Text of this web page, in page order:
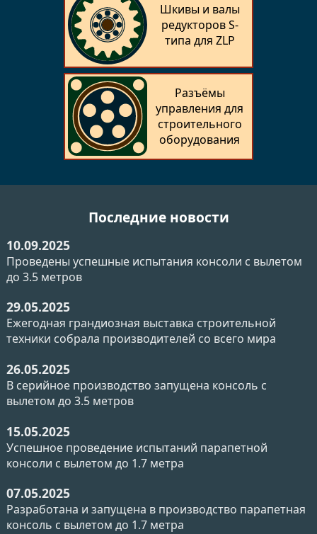
Шкивы и валы
редукторов S-
типа для ZLP
Разъёмы
управления для
строительного
оборудования
Последние новости
10.09.2025
Проведены успешные испытания консоли с вылетом
до 3.5 метров
29.05.2025
Ежегодная грандиозная выставка строительной
техники собрала производителей со всего мира
26.05.2025
В серийное производство запущена консоль с
вылетом до 3.5 метров
15.05.2025
Успешное проведение испытаний парапетной
консоли с вылетом до 1.7 метра
07.05.2025
Разработана и запущена в производство парапетная
консоль с вылетом до 1.7 метра